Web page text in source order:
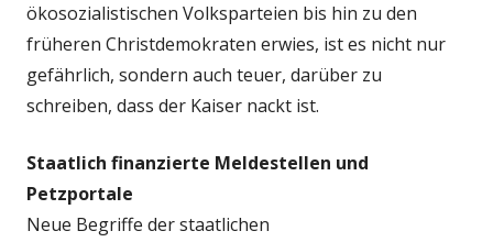
ökosozialistischen Volksparteien bis hin zu den
früheren Christdemokraten erwies, ist es nicht nur
gefährlich, sondern auch teuer, darüber zu
schreiben, dass der Kaiser nackt ist.
Staatlich finanzierte Meldestellen und
Petzportale
Neue Begriffe der staatlichen